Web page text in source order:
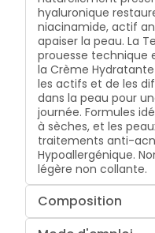
hyaluronique
niacinamide, actif
apaiser la peau. La
prouesse technique
la Crème
les actifs et de les
dans la peau pour
journée. Formules
à sèches, et les
traitements anti-
Hypoallergénique.
légère non collante.
Composition